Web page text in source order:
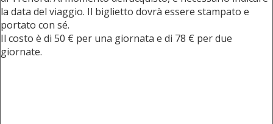
la data del viaggio. Il biglietto dovrà essere stampato e
portato con sé.
Il costo è di 50 € per una giornata e di 78 € per due
giornate.